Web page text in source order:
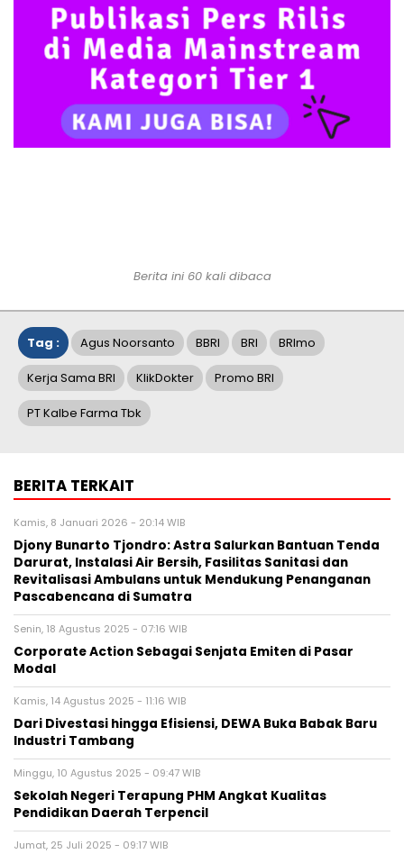
Berita ini 60 kali dibaca
Tag : Agus Noorsanto BBRI BRI BRImo
Kerja Sama BRI KlikDokter Promo BRI
PT Kalbe Farma Tbk
BERITA TERKAIT
Kamis, 8 Januari 2026 - 20:14 WIB
Djony Bunarto Tjondro: Astra Salurkan Bantuan Tenda
Darurat, Instalasi Air Bersih, Fasilitas Sanitasi dan
Revitalisasi Ambulans untuk Mendukung Penanganan
Pascabencana di Sumatra
Senin, 18 Agustus 2025 - 07:16 WIB
Corporate Action Sebagai Senjata Emiten di Pasar
Modal
Kamis, 14 Agustus 2025 - 11:16 WIB
Dari Divestasi hingga Efisiensi, DEWA Buka Babak Baru
Industri Tambang
Minggu, 10 Agustus 2025 - 09:47 WIB
Sekolah Negeri Terapung PHM Angkat Kualitas
Pendidikan Daerah Terpencil
Jumat, 25 Juli 2025 - 09:17 WIB